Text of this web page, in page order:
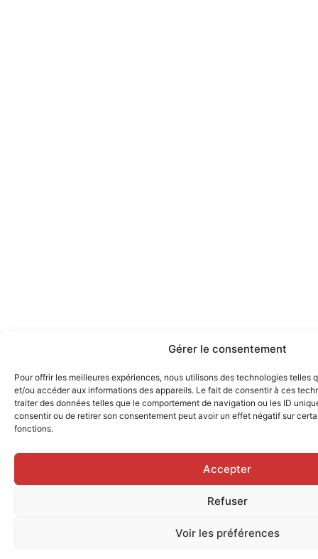
Gérer le consentement
Pour offrir les meilleures expériences, nous utilisons des technologies telles
et/ou accéder aux informations des appareils. Le fait de consentir à ces
traiter des données telles que le comportement de navigation ou les ID
consentir ou de retirer son consentement peut avoir un effet négatif sur
fonctions.
Accepter
Refuser
Voir les préférences